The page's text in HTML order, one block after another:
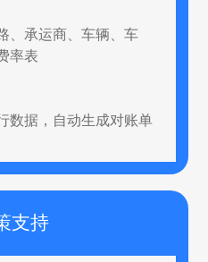
、承运商、车辆、车
率表
数据，自动生成对账单
支持